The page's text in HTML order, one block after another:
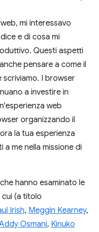
mi interessavo
e di cosa mi
Questi aspetti
pensare a come il
I browser
a investire in
web
organizzando il
la tua esperienza
me nella missione di
hanno esaminato le
(a titolo
Irish, Meggin Kearney,
Osmani, Kinuko